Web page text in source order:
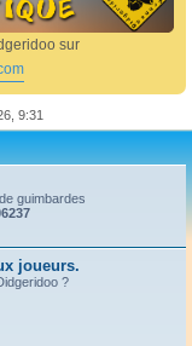
r
sur
9:31
guimbardes
joueurs.
?